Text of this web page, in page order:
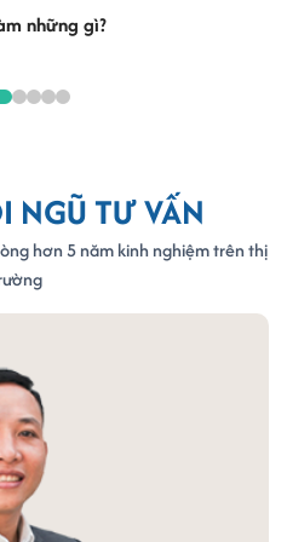
gói quận Tân Bình và các
phòng trọn gói quận Tân
những gì?
NGŨ TƯ VẤN
hơn 5 năm kinh nghiệm trên thị